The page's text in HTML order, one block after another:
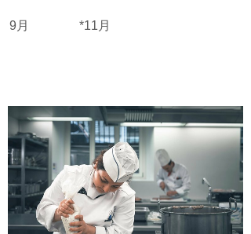
9月 *11月